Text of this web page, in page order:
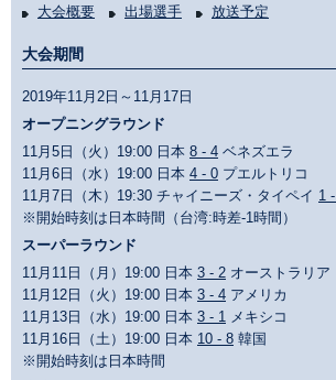
大会概要
出場選手 放送予定
大会期間
2019年11月2日～11月17日
オープニングラウンド
11月5日（火）19:00 日本 8 - 4 ベネズエラ
11月6日（水）19:00 日本 4 - 0 プエルトリコ
11月7日（木）19:30 チャイニーズ・タイペイ 1
※開始時刻は日本時間（台湾:時差-1時間）
スーパーラウンド
11月11日（月）19:00 日本 3 - 2 オーストラリア
11月12日（火）19:00 日本 3 - 4 アメリカ
11月13日（水）19:00 日本 3 - 1 メキシコ
11月16日（土）19:00 日本 10 - 8 韓国
※開始時刻は日本時間